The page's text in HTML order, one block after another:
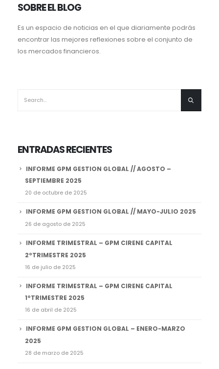
SOBRE EL BLOG
Es un espacio de noticias en el que diariamente podrás
encontrar las mejores reflexiones sobre el conjunto de
los mercados financieros.
ENTRADAS RECIENTES
INFORME GPM GESTION GLOBAL // AGOSTO –
SEPTIEMBRE 2025
20 de octubre de 2025
INFORME GPM GESTION GLOBAL // MAYO-JULIO 2025
26 de agosto de 2025
INFORME TRIMESTRAL – GPM CIRENE CAPITAL
2ºTRIMESTRE 2025
16 de julio de 2025
INFORME TRIMESTRAL – GPM CIRENE CAPITAL
1ºTRIMESTRE 2025
16 de abril de 2025
INFORME GPM GESTION GLOBAL – ENERO-MARZO
2025
28 de marzo de 2025